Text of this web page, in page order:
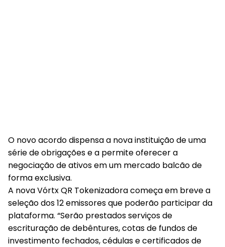
O novo acordo dispensa a nova instituição de uma
série de obrigações e a permite oferecer a
negociação de ativos em um mercado balcão de
forma exclusiva.
A nova Vórtx QR Tokenizadora começa em breve a
seleção dos 12 emissores que poderão participar da
plataforma. “Serão prestados serviços de
escrituração de debêntures, cotas de fundos de
investimento fechados, cédulas e certificados de